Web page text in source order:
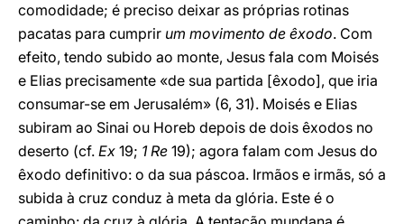
comodidade; é preciso deixar as próprias rotinas
pacatas para cumprir um movimento de êxodo. Com
efeito, tendo subido ao monte, Jesus fala com Moisés
e Elias precisamente «de sua partida [êxodo], que iria
consumar-se em Jerusalém» (6, 31). Moisés e Elias
subiram ao Sinai ou Horeb depois de dois êxodos no
deserto (cf. Ex 19; 1 Re 19); agora falam com Jesus do
êxodo definitivo: o da sua páscoa. Irmãos e irmãs, só a
subida à cruz conduz à meta da glória. Este é o